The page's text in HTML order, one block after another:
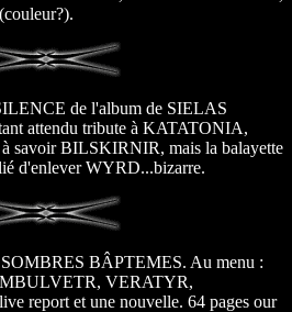
de l'album de SIELAS
attendu tribute à KATATONIA,
savoir BILSKIRNIR, mais la balayette
d'enlever WYRD...bizarre.
SOMBRES BÂPTEMES. Au menu :
VERATYR,
report et une nouvelle. 64 pages our